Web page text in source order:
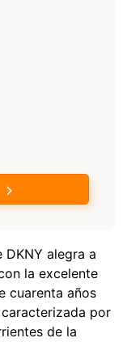
DKNY alegra a
la excelente
cuarenta años
por
de la